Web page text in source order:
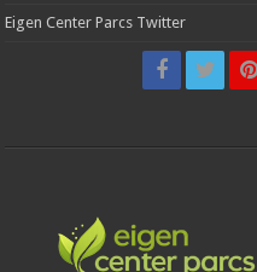
Eigen Center Parcs Twitter